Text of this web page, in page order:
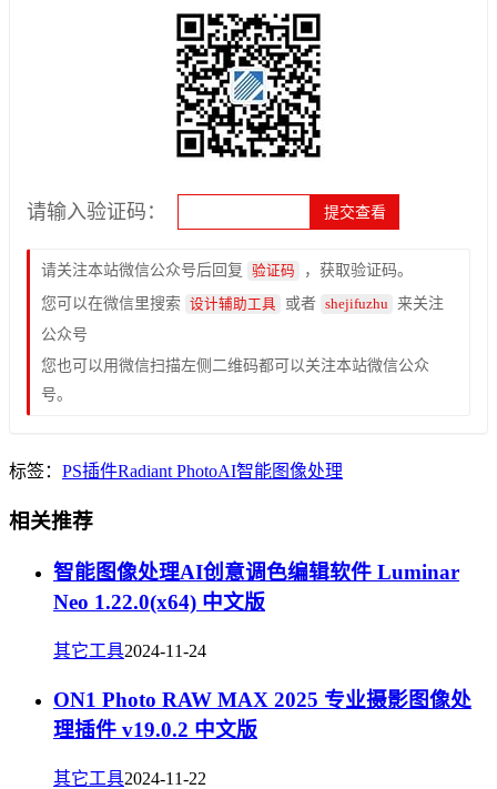
请输入验证码：
请关注本站微信公众号后回复 验证码
，获取验证码。
您可以在微信里搜索
设计辅助工具 或者 shejifuzhu
来关注
公众号
您也可以用微信扫描左侧二维码都可以关注本站微信公众
号。
标签： PS插件Radiant PhotoAI智能图像处理
相关推荐
智能图像处理AI创意调色编辑软件 Luminar
Neo 1.22.0(x64) 中文版
其它工具2024-11-24
ON1 Photo RAW MAX 2025 专业摄影图像处
理插件 v19.0.2 中文版
其它工具2024-11-22